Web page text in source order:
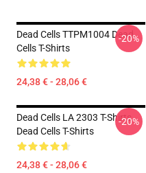
Dead Cells TTPM1004 Dead
Cells T-Shirts
24,38 € - 28,06 €
-20%
Dead Cells LA 2303 T-Shirts
Dead Cells T-Shirts
24,38 € - 28,06 €
-20%